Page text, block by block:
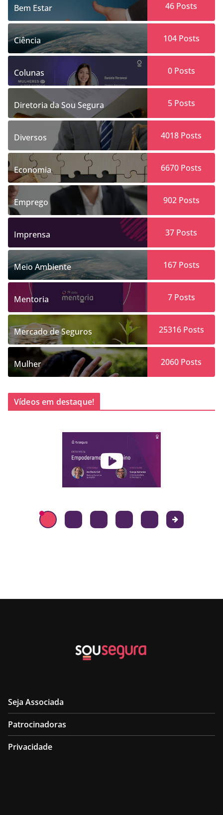
Bem Estar 46 Posts
Ciência 104Posts
Colunas 0Posts
Diretoria da Sou Segura 5Posts
Diversos 4018 Posts
Economia 6670 Posts
Emprego 902Posts
Imprensa 37 Posts
Meio Ambiente 167Posts
Mentoria 7Posts
Mercado de Seguros 25316Posts
Mulher 2060 Posts
Vídeos em destaque!
Seja Associada
Patrocinadoras
Privacidade